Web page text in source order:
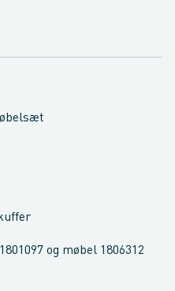
og møbel 1806312